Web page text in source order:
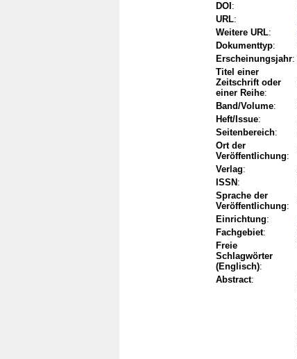
DOI :
URL:
Weitere URL:
Dokumenttyp:
Erscheinungsjahr:
Titel einer
Zeitschrift oder
einer Reihe:
Band/Volume:
Heft/Issue:
Seitenbereich:
Ort der
Veröffentlichung:
Verlag:
ISSN :
Sprache der
Veröffentlichung:
Einrichtung:
Fachgebiet:
Freie
Schlagwörter
(Englisch):
Abstract: